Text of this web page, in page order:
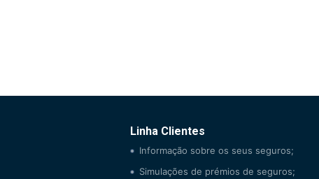
Linha Clientes
Informação sobre os seus seguros;
Simulações de prémios de seguros;